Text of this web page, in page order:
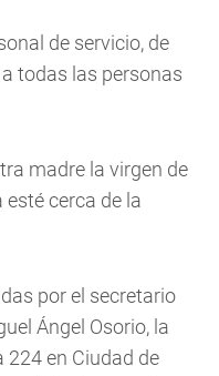
de servicio, de
todas las personas
madre la virgen de
cerca de la
por el secretario
Ángel Osorio, la
224 en Ciudad de